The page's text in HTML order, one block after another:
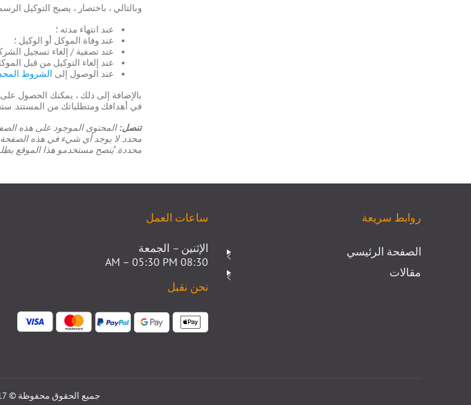
وبالتالي ، باختصار ، يصبح التوكيل
عند انتهاء مدته ؛
عند وفاة الموكل أو الوكيل ؛
عند تصفية / إلغاء تسجيل
عند إلغاء التوكيل من قبل
عند الوصول إلى الشروط
بالإضافة إلى ذلك ، يمكنك الحصول
في أهدافك ومتطلباتك من المستند.
تنصل:المحتوى الموجود على هذه
محدد. لا يوجد أي شيء في هذه الصفحة
محددة. يُنصح مستخدمو هذا الموقع
روابط سريعة
الصفحة الرئيسي
مقالات
ساعات العمل
الإثنين – الجمعة
08:30 AM – 05:30 PM
نحن نقبل
جميع الحقوق محفوظة © 2017 - 2026